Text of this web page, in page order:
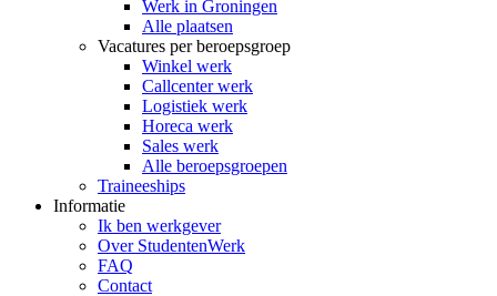
Werk in Groningen
Alle plaatsen
Vacatures per beroepsgroep
Winkel werk
Callcenter werk
Logistiek werk
Horeca werk
Sales werk
Alle beroepsgroepen
Traineeships
Informatie
Ik ben werkgever
Over StudentenWerk
FAQ
Contact